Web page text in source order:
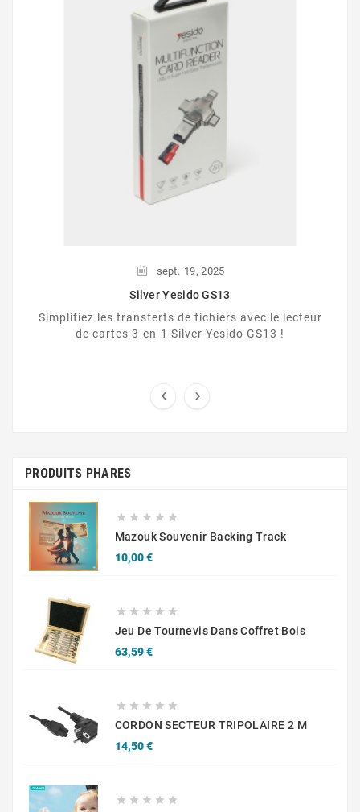
sept. 19, 2025
Silver Yesido GS13
Simplifiez les transferts de fichiers avec le lecteur
de cartes 3-en-1 Silver Yesido GS13 !
 
PRODUITS PHARES
    
Mazouk Souvenir Backing Track
10,00 €Prix
    
Jeu De Tournevis Dans Coffret Bois
63,59 €Prix
    
CORDON SECTEUR TRIPOLAIRE 2 M
14,50 €Prix
    